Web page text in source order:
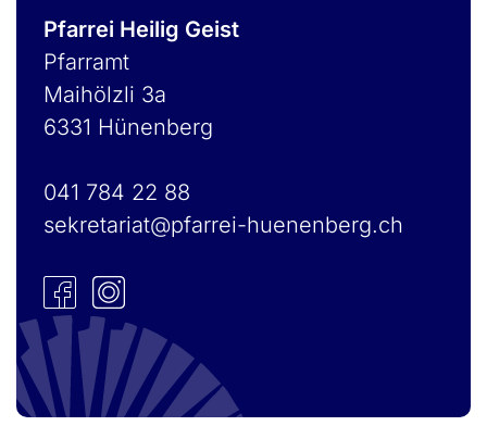
Pfarrei Heilig Geist
Pfarramt
Maihölzli 3a
6331 Hünenberg
041 784 22 88
sekretariat@pfarrei-huenenberg.ch